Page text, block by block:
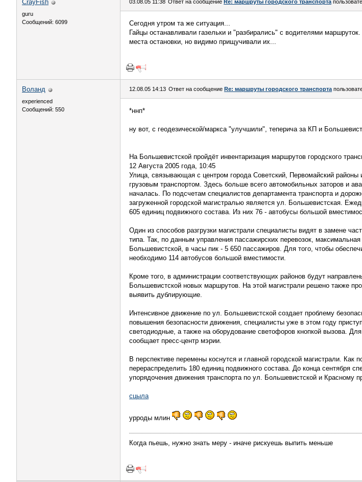
CrayFish
guru
Сообщений: 6099
03.08.05 11:38 Ответ на сообщение Re: маршруты городского транспорта
Сегодня утром та же ситуация...
Гайцы останавливали газельки и "разбирались" с водителями
места остановки, но видимо прищучивали их...
Воланд
experienced
Сообщений: 550
12.08.05 14:13 Ответ на сообщение Re: маршруты городского транспорта
*ннп*
ну вот, с геодезической/маркса "улучшили", теперича за КП и
На Большевистской пройдёт инвентаризация маршрутов городского
12 Августа 2005 года, 10:45
Улица, связывающая с центром города Советский, Первомайский
грузовым транспортом. Здесь больше всего автомобильных заторов и
началась. По подсчетам специалистов департамента транспорта и
загруженной городской магистралью является ул. Большевистская.
605 единиц подвижного состава. Из них 76 - автобусы большой
Один из способов разгрузки магистрали специалисты видят в замене
типа. Так, по данным управления пассажирских перевозок,
Большевистской, в часы пик - 5 650 пассажиров. Для того, чтобы
необходимо 114 автобусов большой вместимости.
Кроме того, в администрации соответствующих районов будут
Большевистской новых маршрутов. На этой магистрали решено также
выявить дублирующие.
Интенсивное движение по ул. Большевистской создает проблему
повышения безопасности движения, специалисты уже в этом году
светодиодные, а также на оборудование светофоров кнопкой вызова.
сообщает пресс-центр мэрии.
В перспективе перемены коснутся и главной городской магистрали. Как
перераспределить 180 единиц подвижного состава. До конца сентября
упорядочения движения транспорта по ул. Большевистской и Красному
сцыла
урроды млин
Когда пьешь, нужно знать меру - иначе рискуешь выпить меньше